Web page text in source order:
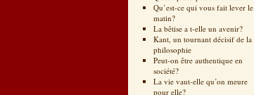
Qu’est-ce qui vous fait lever le
matin?
La bêtise a t-elle un avenir?
Kant, un tournant décisif de la
philosophie
Peut-on être authentique en
société?
La vie vaut-elle qu’on meure
pour elle?